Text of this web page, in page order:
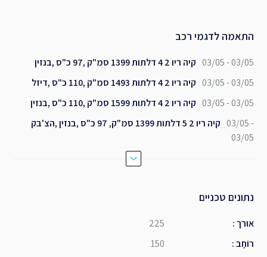
התאמה לדגמי רכב
קיה ריו 2 4 דלתות 1399 סמ"ק ,97 כ"ס ,בנזין 03/05 - 03/05
קיה ריו 2 4 דלתות 1493 סמ"ק ,110 כ"ס ,דיזל 03/05 - 03/05
קיה ריו 2 4 דלתות 1599 סמ"ק ,110 כ"ס ,בנזין 03/05 - 03/05
קיה ריו 2 5 דלתות 1399 סמ"ק, 97 כ"ס ,בנזין ,הצ'בק 03/05 -
03/05
נתונים טכניים
225 :אורך
150
:רוֹחַב